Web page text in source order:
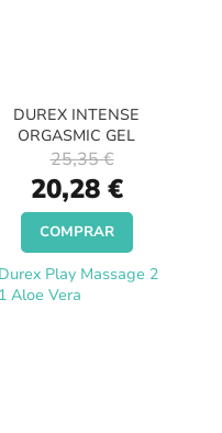
DUREX INTENSE
ORGASMIC GEL
Special
Price
20,28 €
25,35 €
COMPRAR